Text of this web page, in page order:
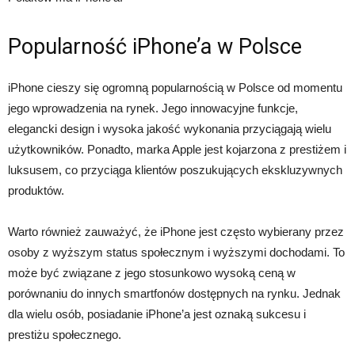
Popularność iPhone’a w Polsce
iPhone cieszy się ogromną popularnością w Polsce od momentu
jego wprowadzenia na rynek. Jego innowacyjne funkcje,
elegancki design i wysoka jakość wykonania przyciągają wielu
użytkowników. Ponadto, marka Apple jest kojarzona z prestiżem i
luksusem, co przyciąga klientów poszukujących ekskluzywnych
produktów.
Warto również zauważyć, że iPhone jest często wybierany przez
osoby z wyższym status społecznym i wyższymi dochodami. To
może być związane z jego stosunkowo wysoką ceną w
porównaniu do innych smartfonów dostępnych na rynku. Jednak
dla wielu osób, posiadanie iPhone’a jest oznaką sukcesu i
prestiżu społecznego.